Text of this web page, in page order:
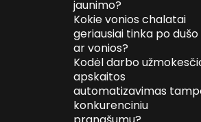
jaunimo?
Kokie vonios chalatai
geriausiai tinka po dušo
ar vonios?
Kodėl darbo
apskaitos
automatizavimas
konkurenciniu